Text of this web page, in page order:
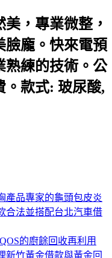
，專業微整，
臉龐。快來電預
熟練的技術。公
。款式: 玻尿酸,
產品專家的龜頭包皮炎
合法並搭配台北汽車借
的廚餘回收再利用
新竹黃金借款與黃金回